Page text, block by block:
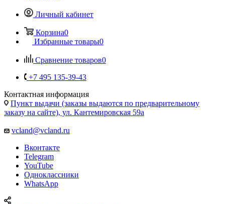
Личный кабинет
Корзина0
Избранные товары0
Сравнение товаров0
+7 495 135-39-43
Контактная информация
Пункт выдачи (заказы выдаются по предварительному
заказу на сайте), ул. Кантемировская 59а
vcland@vcland.ru
Вконтакте
Telegram
YouTube
Одноклассники
WhatsApp